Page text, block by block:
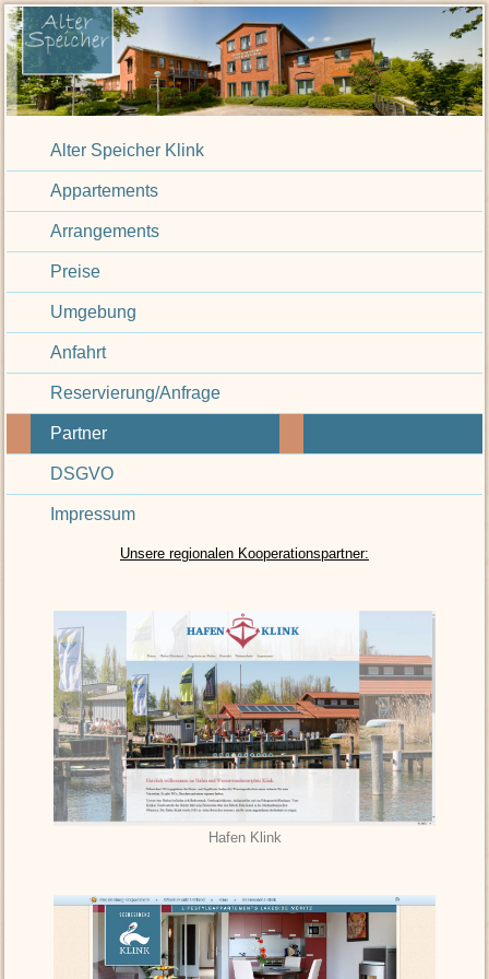
Alter Speicher Klink
Appartements
Arrangements
Preise
Umgebung
Anfahrt
Reservierung/Anfrage
Partner
DSGVO
Impressum
Unsere regionalen Kooperationspartner:
Hafen Klink